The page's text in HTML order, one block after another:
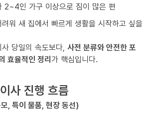
2~4인 가구 이상으로 짐이 많은 편
워 새 집에서 빠르게 생활을 시작하고 싶을
당일의 속도보다, 사전 분류와 안전한 포
효율적인 정리가 핵심입니다.
사 진행 흐름
, 특이 물품, 현장 동선)